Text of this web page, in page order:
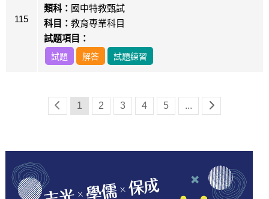
115
類科： 國中特教甄試
科目： 教育專業科目
試題項目：
試題 解答 試題練習
1 2 3 4 5 ...